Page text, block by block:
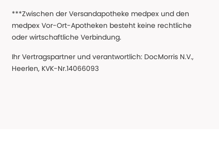
***Zwischen der Versandapotheke medpex und den
medpex Vor-Ort-Apotheken besteht keine rechtliche
oder wirtschaftliche Verbindung.
Ihr Vertragspartner und verantwortlich: DocMorris N.V.,
Heerlen, KVK-Nr.14066093